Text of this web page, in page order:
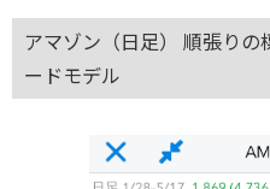
アマゾン（日足） 順張りの
ードモデル